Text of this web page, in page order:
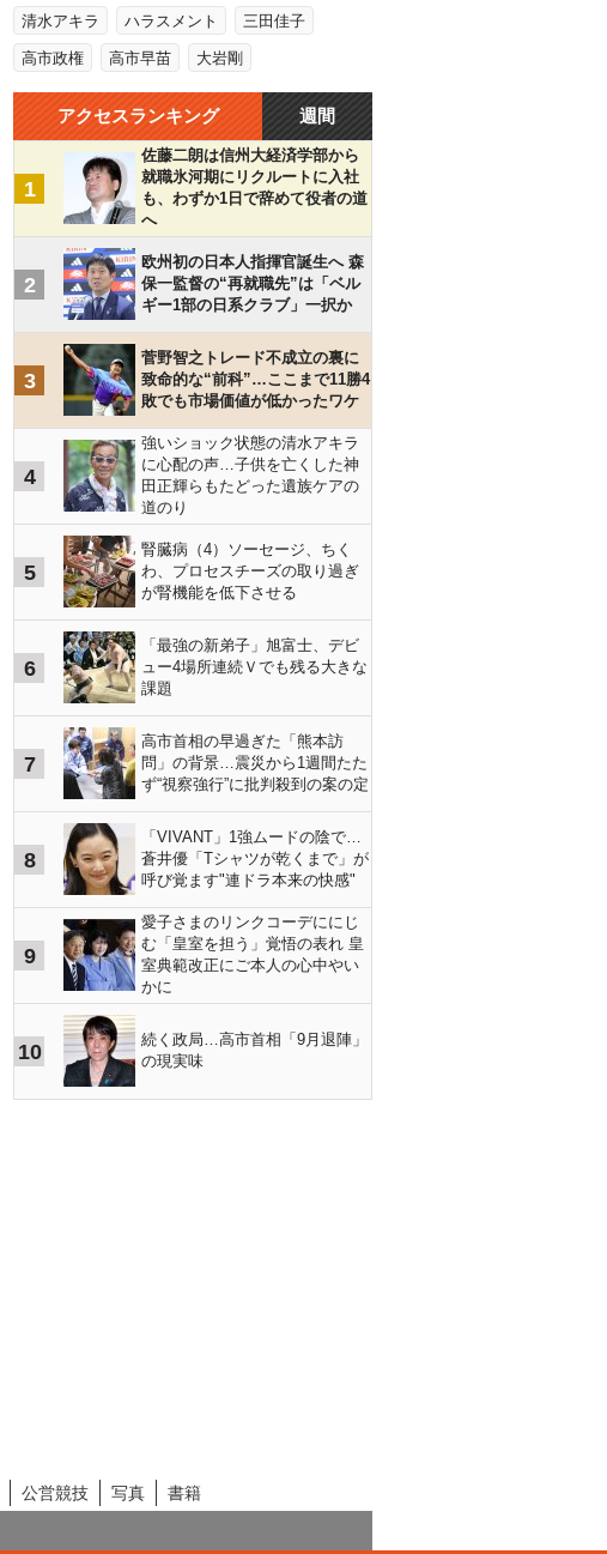
清水アキラ ハラスメント 三田佳子
高市政権 高市早苗 大岩剛
アクセスランキング 週間
1
佐藤二朗は信州大経済学部から
就職氷河期にリクルートに入社
も、わずか1日で辞めて役者の道
へ
2
欧州初の日本人指揮官誕生へ 森
保一監督の“再就職先”は「ベル
ギー1部の日系クラブ」一択か
3
菅野智之トレード不成立の裏に
致命的な“前科”…ここまで11勝4
敗でも市場価値が低かったワケ
4
強いショック状態の清水アキラ
に心配の声…子供を亡くした神
田正輝らもたどった遺族ケアの
道のり
5
腎臓病（4）ソーセージ、ちく
わ、プロセスチーズの取り過ぎ
が腎機能を低下させる
6
「最強の新弟子」旭富士、デビ
ュー4場所連続Ｖでも残る大きな
課題
7
高市首相の早過ぎた「熊本訪
問」の背景…震災から1週間たた
ず“視察強行”に批判殺到の案の定
8
「VIVANT」1強ムードの陰で…
蒼井優「Tシャツが乾くまで」が
呼び覚ます"連ドラ本来の快感"
9
愛子さまのリンクコーデににじ
む「皇室を担う」覚悟の表れ 皇
室典範改正にご本人の心中やい
かに
10
続く政局…高市首相「9月退陣」
の現実味
公営競技 写真
書籍